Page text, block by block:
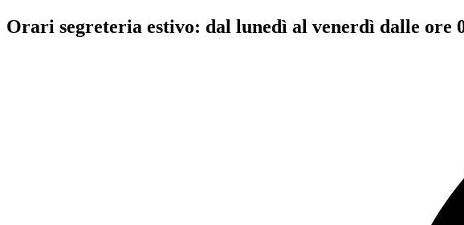
Orari segreteria estivo: dal lunedì al venerdì dalle ore